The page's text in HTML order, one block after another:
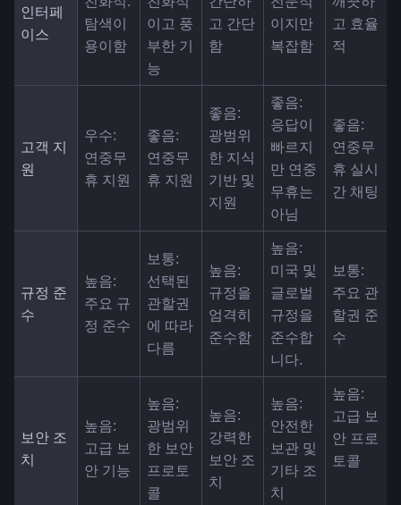
인터페
이스
탐색이
용이함
이고 풍
부한 기
능
고 간단
함
이지만
복잡함
고 효율
적
고객 지
원
우수:
연중무
휴 지원
좋음:
연중무
휴 지원
좋음:
광범위
한 지식
기반 및
지원
좋음:
응답이
빠르지
만 연중
무휴는
아님
좋음:
연중무
휴 실시
간 채팅
규정 준
수
높음:
주요 규
정 준수
보통:
선택된
관할권
에 따라
다름
높음:
규정을
엄격히
준수함
높음:
미국 및
글로벌
규정을
준수합
니다.
보통:
주요 관
할권 준
수
보안 조
치
높음:
고급 보
안 기능
높음:
광범위
한 보안
프로토
콜
높음:
강력한
보안 조
치
높음:
안전한
보관 및
기타 조
치
높음:
고급 보
안 프로
토콜